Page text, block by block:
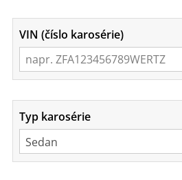
VIN (číslo karosérie)
Typ karosérie